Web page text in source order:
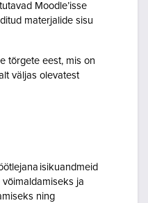
Moodle’isse
materjalide sisu
tõrgete eest, mis on
väljas olevatest
isikuandmeid
ja
ning